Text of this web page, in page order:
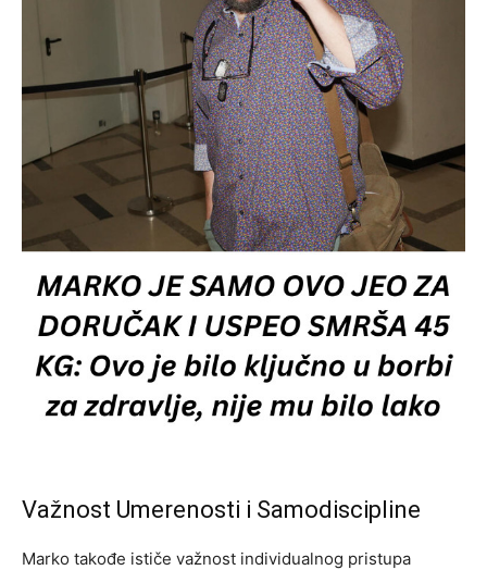
Važnost Umerenosti i Samodiscipline
Marko takođe ističe važnost individualnog pristupa